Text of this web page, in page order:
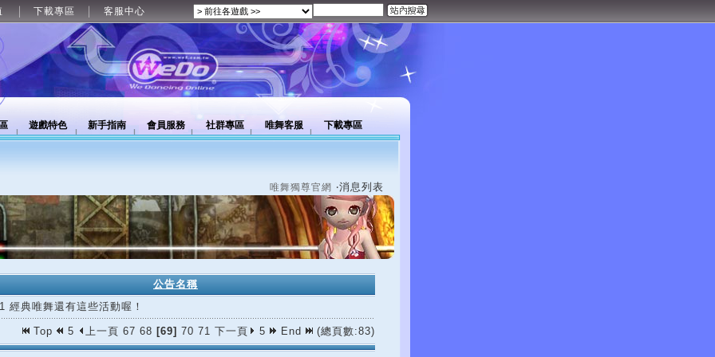
下載專區 客服中心
遊戲特色 新手指南 會員服務 社群專區 唯舞客服 下載專區
唯舞獨尊官網 ‧消息列表
公告名稱
經典唯舞還有這些活動喔！
Top 5 上一頁 67 68 [69] 70 71 下一頁 5 End (總頁數:83)